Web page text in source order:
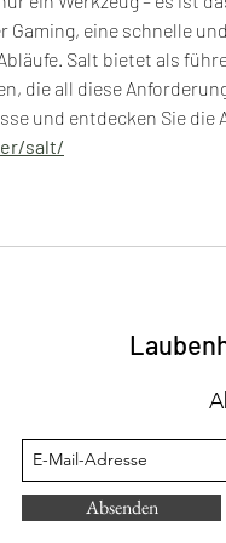
eine schnelle
Salt bietet als
die all diese
und entdecken Sie die
salt/
Absenden